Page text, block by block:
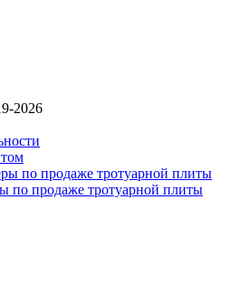
2026
по продаже тротуарной плиты